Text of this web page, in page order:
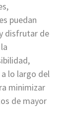
puedan
disfrutar de
lo largo del
minimizar
de mayor